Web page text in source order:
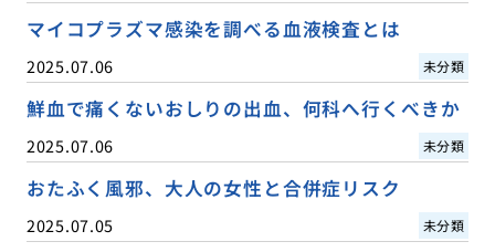
マイコプラズマ感染を調べる血液検査とは
2025.07.06 未分類
鮮血で痛くないおしりの出血、何科へ行くべきか
2025.07.06 未分類
おたふく風邪、大人の女性と合併症リスク
2025.07.05 未分類